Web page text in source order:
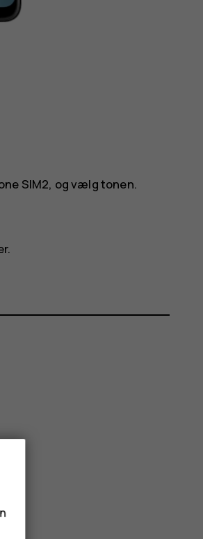
SIM2, og vælg tonen.
.